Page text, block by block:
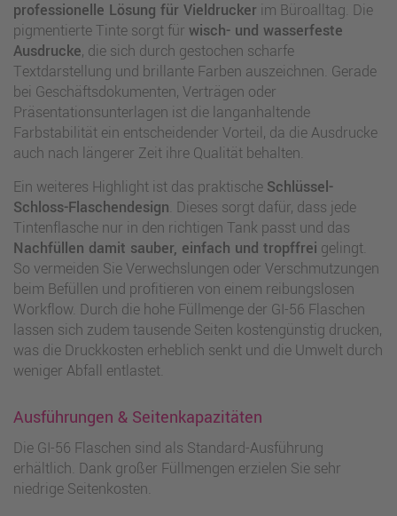
professionelle Lösung für Vieldrucker im Büroalltag. Die
pigmentierte Tinte sorgt für wisch- und wasserfeste
Ausdrucke, die sich durch gestochen scharfe
Textdarstellung und brillante Farben auszeichnen. Gerade
bei Geschäftsdokumenten, Verträgen oder
Präsentationsunterlagen ist die langanhaltende
Farbstabilität ein entscheidender Vorteil, da die Ausdrucke
auch nach längerer Zeit ihre Qualität behalten.
Ein weiteres Highlight ist das praktische Schlüssel-
Schloss-Flaschendesign. Dieses sorgt dafür, dass jede
Tintenflasche nur in den richtigen Tank passt und das
Nachfüllen damit sauber, einfach und tropffrei gelingt.
So vermeiden Sie Verwechslungen oder Verschmutzungen
beim Befüllen und profitieren von einem reibungslosen
Workflow. Durch die hohe Füllmenge der GI-56 Flaschen
lassen sich zudem tausende Seiten kostengünstig drucken,
was die Druckkosten erheblich senkt und die Umwelt durch
weniger Abfall entlastet.
Ausführungen & Seitenkapazitäten
Die GI-56 Flaschen sind als Standard-Ausführung
erhältlich. Dank großer Füllmengen erzielen Sie sehr
niedrige Seitenkosten.